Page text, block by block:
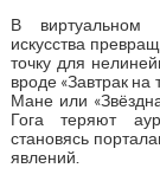
В виртуальном
искусства
точку для
вроде «Завтрак на
Мане или
Гога теряют
становясь
явлений.